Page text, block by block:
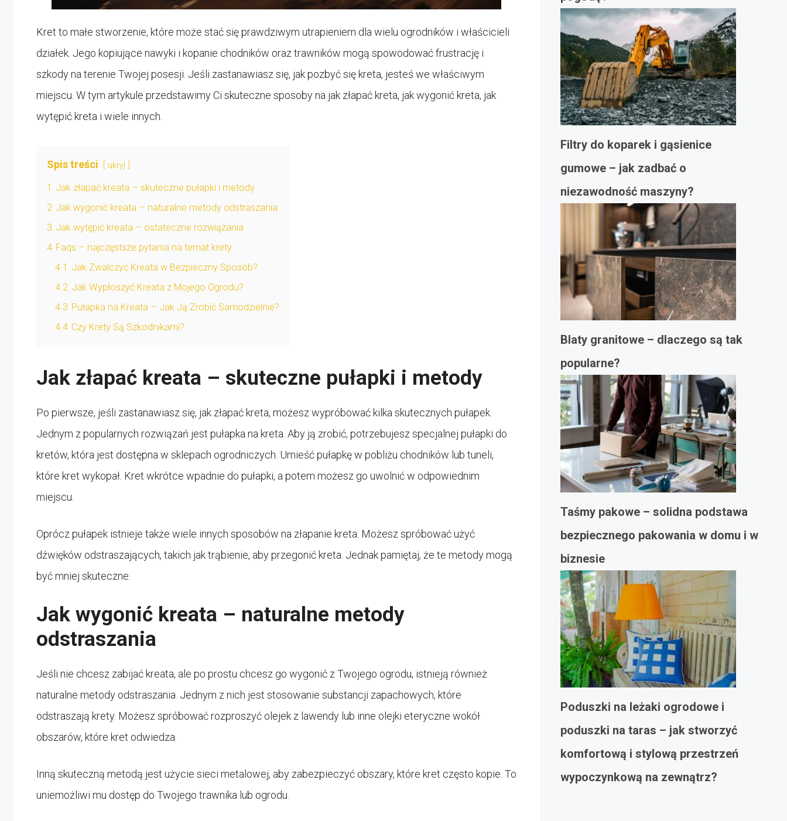
Kret to małe stworzenie, które może stać się prawdziwym utrapieniem dla wielu ogrodników i właścicieli
działek. Jego kopiujące nawyki i kopanie chodników oraz trawników mogą spowodować frustrację i
szkody na terenie Twojej posesji. Jeśli zastanawiasz się, jak pozbyć się kreta, jesteś we właściwym
miejscu. W tym artykule przedstawimy Ci skuteczne sposoby na jak złapać kreta, jak wygonić kreta, jak
wytępić kreta i wiele innych.
Spis treści ukryj
1 Jak złapać kreata – skuteczne pułapki i metody
2 Jak wygonić kreata – naturalne metody odstraszania
3 Jak wytępić kreata – ostateczne rozwiązania
4 Faqs – najczęstsze pytania na temat krety
4.1 Jak Zwalczyć Kreata w Bezpieczny Sposób?
4.2 Jak Wypłoszyć Kreata z Mojego Ogrodu?
4.3 Pułapka na Kreata – Jak Ją Zrobić Samodzielnie?
4.4 Czy Krety Są Szkodnikami?
Jak złapać kreata – skuteczne pułapki i metody
Po pierwsze, jeśli zastanawiasz się, jak złapać kreta, możesz wypróbować kilka skutecznych pułapek.
Jednym z popularnych rozwiązań jest pułapka na kreta. Aby ją zrobić, potrzebujesz specjalnej pułapki do
kretów, która jest dostępna w sklepach ogrodniczych. Umieść pułapkę w pobliżu chodników lub tuneli,
które kret wykopał. Kret wkrótce wpadnie do pułapki, a potem możesz go uwolnić w odpowiednim
miejscu.
Oprócz pułapek istnieje także wiele innych sposobów na złapanie kreta. Możesz spróbować użyć
dźwięków odstraszających, takich jak trąbienie, aby przegonić kreta. Jednak pamiętaj, że te metody mogą
być mniej skuteczne.
Jak wygonić kreata – naturalne metody
odstraszania
Jeśli nie chcesz zabijać kreata, ale po prostu chcesz go wygonić z Twojego ogrodu, istnieją również
naturalne metody odstraszania. Jednym z nich jest stosowanie substancji zapachowych, które
odstraszają krety. Możesz spróbować rozproszyć olejek z lawendy lub inne olejki eteryczne wokół
obszarów, które kret odwiedza.
Inną skuteczną metodą jest użycie sieci metalowej, aby zabezpieczyć obszary, które kret często kopie. To
uniemożliwi mu dostęp do Twojego trawnika lub ogrodu.
Filtry do koparek i gąsienice
gumowe – jak zadbać o
niezawodność maszyny?
Blaty granitowe – dlaczego są tak
popularne?
Taśmy pakowe – solidna podstawa
bezpiecznego pakowania w domu i w
biznesie
Poduszki na leżaki ogrodowe i
poduszki na taras – jak stworzyć
komfortową i stylową przestrzeń
wypoczynkową na zewnątrz?